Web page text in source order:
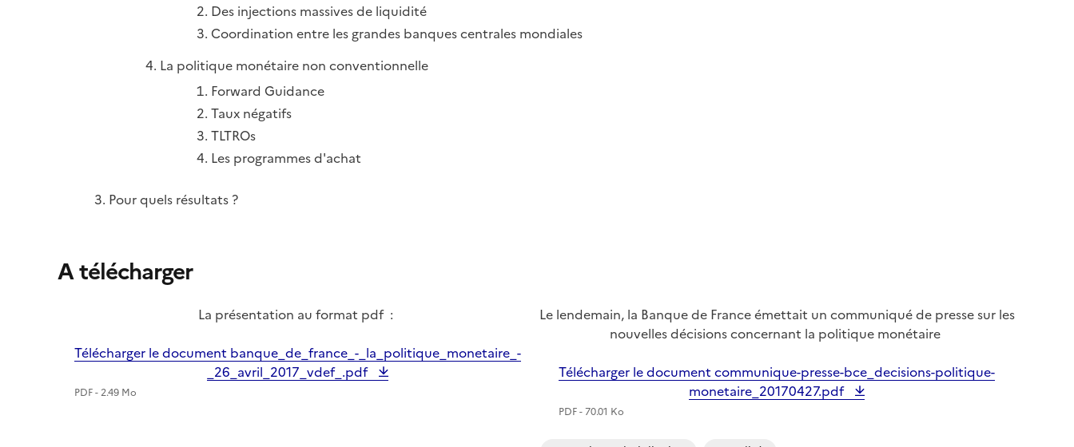
Des injections massives de liquidité
Coordination entre les grandes banques centrales mondiales
La politique monétaire non conventionnelle
Forward Guidance
Taux négatifs
TLTROs
Les programmes d'achat
Pour quels résultats ?
A télécharger
La présentation au format pdf :
Télécharger le document banque_de_france_-_la_politique_monetaire_-
_26_avril_2017_vdef_.pdf
PDF - 2.49 Mo
Le lendemain, la Banque de France émettait un communiqué de presse sur les
nouvelles décisions concernant la politique monétaire
Télécharger le document communique-presse-bce_decisions-politique-
monetaire_20170427.pdf
PDF - 70.01 Ko